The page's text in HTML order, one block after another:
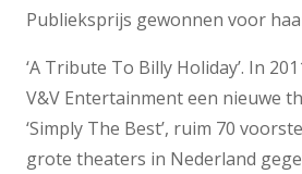
Publieksprijs gewonnen voor
‘A Tribute To Billy Holiday’. In
V&V Entertainment een nieuwe
‘Simply The Best’, ruim 70
grote theaters in Nederland